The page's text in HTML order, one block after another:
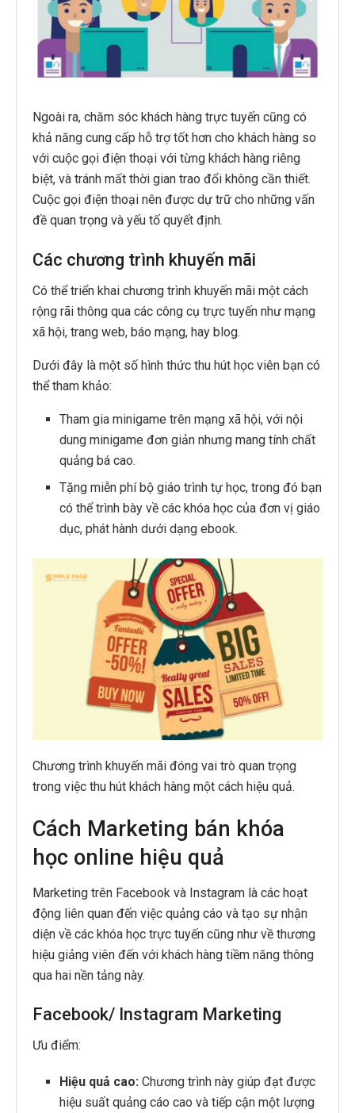
Ngoài ra, chăm sóc khách hàng trực tuyến cũng có
khả năng cung cấp hỗ trợ tốt hơn cho khách hàng so
với cuộc gọi điện thoại với từng khách hàng riêng
biệt, và tránh mất thời gian trao đổi không cần thiết.
Cuộc gọi điện thoại nên được dự trữ cho những vấn
đề quan trọng và yếu tố quyết định.
Các chương trình khuyến mãi
Có thể triển khai chương trình khuyến mãi một cách
rộng rãi thông qua các công cụ trực tuyến như mạng
xã hội, trang web, báo mạng, hay blog.
Dưới đây là một số hình thức thu hút học viên bạn có
thể tham khảo:
Tham gia minigame trên mạng xã hội, với nội
dung minigame đơn giản nhưng mang tính chất
quảng bá cao.
Tặng miễn phí bộ giáo trình tự học, trong đó bạn
có thể trình bày về các khóa học của đơn vị giáo
dục, phát hành dưới dạng ebook.
Chương trình khuyến mãi đóng vai trò quan trọng
trong việc thu hút khách hàng một cách hiệu quả.
Cách Marketing bán khóa
học online hiệu quả
Marketing trên Facebook và Instagram là các hoạt
động liên quan đến việc quảng cáo và tạo sự nhận
diện về các khóa học trực tuyến cũng như về thương
hiệu giảng viên đến với khách hàng tiềm năng thông
qua hai nền tảng này.
Facebook/ Instagram Marketing
Ưu điểm:
Hiệu quả cao: Chương trình này giúp đạt được
hiệu suất quảng cáo cao và tiếp cận một lượng